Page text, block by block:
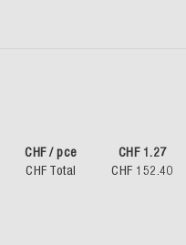
CHF / pce
CHF Total
CHF 1.27
CHF 152.40